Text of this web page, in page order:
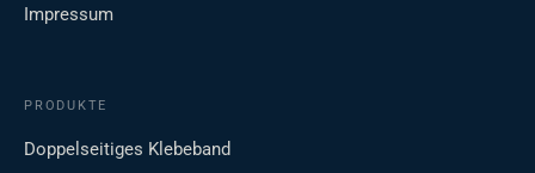
Impressum
PRODUKTE
Doppelseitiges Klebeband